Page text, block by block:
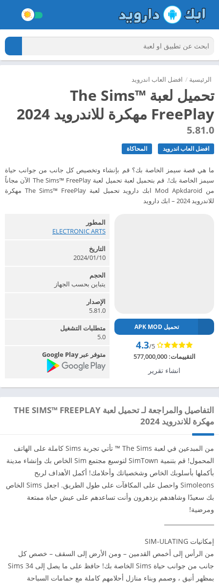
الرئيسية / افضل العاب اندرويد
تحميل لعبة The Sims™
FreePlay مهكرة للاندرويد 2024
5.81.0
افضل العاب اندرويد المحاكاة
ما هي قصة سيمز الخاصة بك؟ قم بإنشاء وتخصيص كل جانب من جوانب حياة
سيمز الخاصة بك!. قم بتحميل لعبة تحميل لعبة The Sims™ FreePlay الآن مجاناً
من Mod Apkdaroid ابك دارويد تحميل لعبة The Sims™ FreePlay مهكرة
للاندرويد 2024 – ابك دارويد
تحميل APK MOD
4.3/5
التقييمات:577,000,000
انشاء تقرير
المطور
ELECTRONIC ARTS‏
التاريخ
2024/01/10
الحجم
يتباين بحسب الجهاز
الإصدار
5.81.0
متطلبات التشغيل
5.0
متوفر عبر Google Play
التفاصيل والمراجعة لـ تحميل لعبة THE SIMS™ FREEPLAY
مهكرة للاندرويد 2024
من المبدعين في لعبة The Sims ™ تأتي تجربة Sims كاملة على الهاتف
المحمول! قم بتنمية SimTown لتوسيع مجتمع Sim الخاص بك وإنشاء مدينة
بأكملها بأسلوبك الخاص وشخصياتك وأحلامك! أكمل الأهداف لربح
Simoleons واحصل على المكافآت على طول الطريق. اجعل Sims الخاص
بك سعيدًا وشاهدهم يزدهرون وأنت تساعدهم على عيش حياة ممتعة
ومرضية!
إمكانيات SIM-ULATING
من الرأس إلى أخمص القدمين – ومن الأرض إلى السقف – خصص كل
جانب من جوانب حياة Sims الخاصة بك! حافظ على ما يصل إلى 34 Sims
بمظهر أنيق ، وصمم وبناء منازل أحلامهم كاملة مع حمامات السباحة